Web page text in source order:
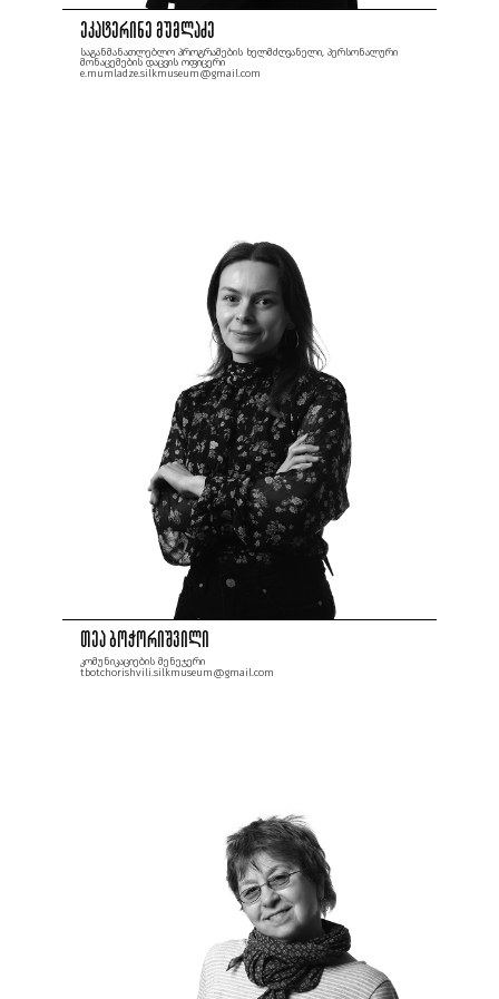
ეკატერინე მუმლაძე
საგანმანათლებლო პროგრამების ხელმძღვანელი, პერსონალური
მონაცემების დაცვის ოფიცერი
e.mumladze.silkmuseum@gmail.com
თეა ბოჭორიშვილი
კომუნიკაციების მენეჯერი
tbotchorishvili.silkmuseum@gmail.com